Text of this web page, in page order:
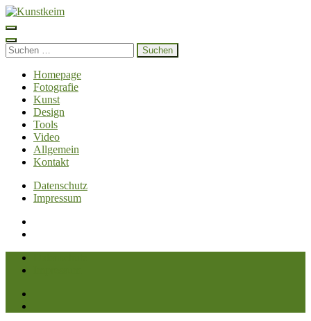
Zum
Inhalt
springen
(Enter
drücken)
Suchen
nach:
Homepage
Fotografie
Kunst
Design
Tools
Video
Allgemein
Kontakt
Datenschutz
Impressum